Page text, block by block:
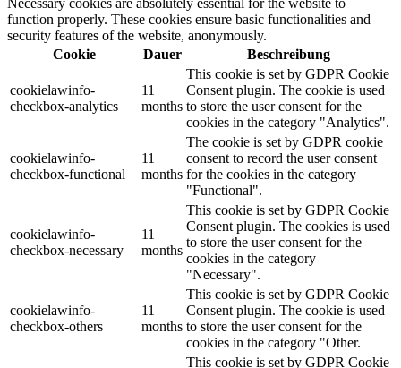
function properly. These cookies ensure basic functionalities and
security features of the website, anonymously.
Cookie
Dauer Beschreibung
cookielawinfo-
checkbox-analytics
11
months
This cookie is set by GDPR Cookie
Consent plugin. The cookie is used
to store the user consent for the
cookies in the category "Analytics".
cookielawinfo-
checkbox-functional
11
months
The cookie is set by GDPR cookie
consent to record the user consent
for the cookies in the category
"Functional".
cookielawinfo-
checkbox-necessary
11
months
This cookie is set by GDPR Cookie
Consent plugin. The cookies is used
to store the user consent for the
cookies in the category
"Necessary".
cookielawinfo-
checkbox-others
11
months
This cookie is set by GDPR Cookie
Consent plugin. The cookie is used
to store the user consent for the
cookies in the category "Other.
This cookie is set by GDPR Cookie